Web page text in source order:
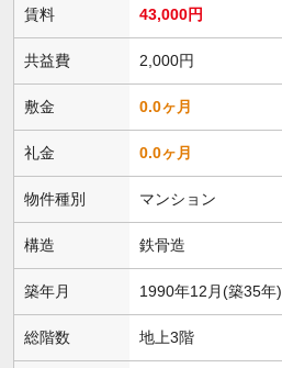
賃料 43,000円
共益費 2,000円
敷金 0.0ヶ月
礼金 0.0ヶ月
物件種別 マンション
構造 鉄骨造
築年月 1990年12月(築35年)
総階数 地上3階